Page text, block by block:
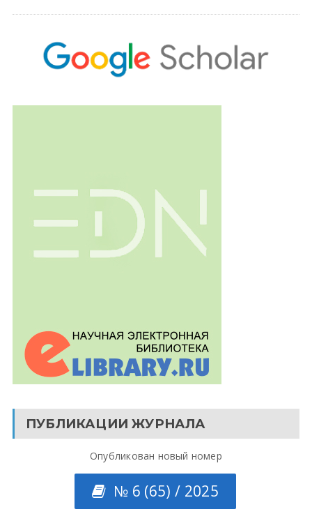
ПУБЛИКАЦИИ ЖУРНАЛА
Опубликован новый номер
№ 6 (65) / 2025